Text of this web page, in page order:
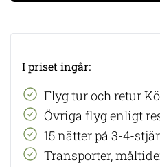
I priset ingår:
​Flyg tur och retur
Övriga flyg enligt
15 nätter på 3-4-
Transporter,